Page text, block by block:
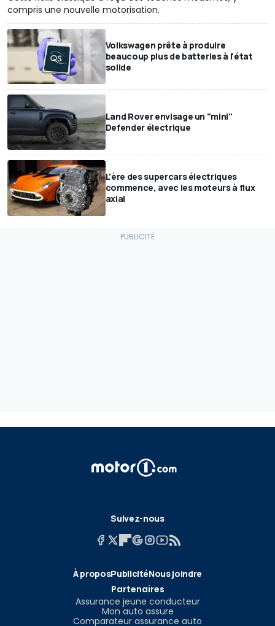
compris une nouvelle motorisation.
Volkswagen prête à produire
beaucoup plus de batteries à l'état
solide
Land Rover envisage un "mini"
Defender électrique
L'ère des supercars électriques
commence, avec les moteurs à flux
axial
Suivez-nous
À proposPublicitéNous joindre
Partenaires
Assurance jeune conducteur
Mon auto assure
Comparateur assurance auto